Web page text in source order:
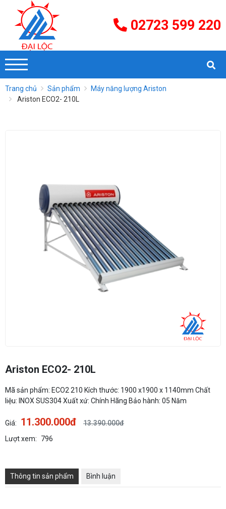
02723 599 220
Trang chủ Sản phẩm
Máy năng lượng Ariston
Ariston ECO2- 210L
Ariston ECO2- 210L
Mã sản phẩm: ECO2 210 Kích thước: 1900 x1900 x 1140mm Chất
liệu: INOX SUS304 Xuất xứ: Chính Hãng Bảo hành: 05 Năm
Giá: 11.300.000đ
13.390.000đ
Lượt xem:
796
Thông tin sản phẩm Bình luận